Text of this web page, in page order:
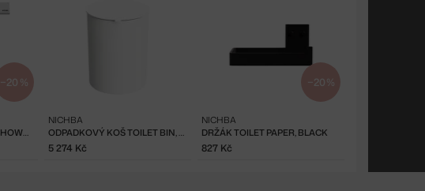
−20 %
KOUPELNOVÁ STĚRKA SHOWER WIPER, WHITE ODPADKOVÝ KOŠ TOILET BIN, WHITE
NICHBA
5 274 Kč
−20 %
DRŽÁK TOILET PAPER, BLACK
NICHBA
827 Kč